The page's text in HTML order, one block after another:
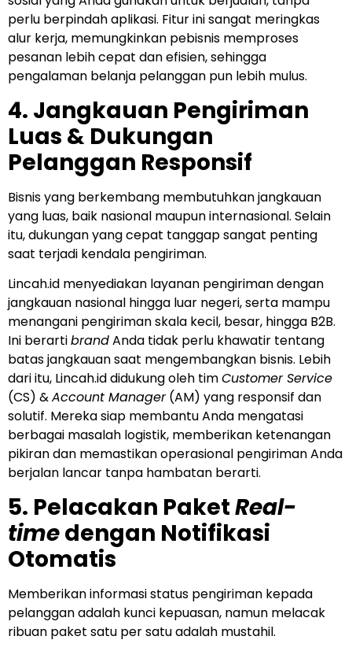
perlu berpindah aplikasi. Fitur ini sangat meringkas
alur kerja, memungkinkan pebisnis memproses
pesanan lebih cepat dan efisien, sehingga
pengalaman belanja pelanggan pun lebih mulus.
4. Jangkauan Pengiriman
Luas & Dukungan
Pelanggan Responsif
Bisnis yang berkembang membutuhkan jangkauan
yang luas, baik nasional maupun internasional. Selain
itu, dukungan yang cepat tanggap sangat penting
saat terjadi kendala pengiriman.
Lincah.id menyediakan layanan pengiriman dengan
jangkauan nasional hingga luar negeri, serta mampu
menangani pengiriman skala kecil, besar, hingga B2B.
Ini berartibrandAnda tidak perlu khawatir tentang
batas jangkauan saat mengembangkan bisnis. Lebih
dari itu, Lincah.id didukung oleh timCustomer Service
(CS) &Account Manager(AM) yang responsif dan
solutif. Mereka siap membantu Anda mengatasi
berbagai masalah logistik, memberikan ketenangan
pikiran dan memastikan operasional pengiriman Anda
berjalan lancar tanpa hambatan berarti.
5. Pelacakan PaketReal-
timedengan Notifikasi
Otomatis
Memberikan informasi status pengiriman kepada
pelanggan adalah kunci kepuasan, namun melacak
ribuan paket satu per satu adalah mustahil.